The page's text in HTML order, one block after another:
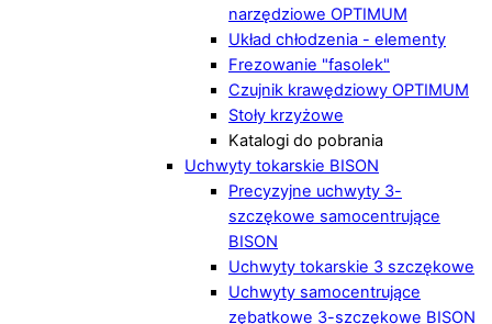
narzędziowe OPTIMUM
Układ chłodzenia - elementy
Frezowanie "fasolek"
Czujnik krawędziowy OPTIMUM
Stoły krzyżowe
Katalogi do pobrania
Uchwyty tokarskie BISON
Precyzyjne uchwyty 3-
szczękowe samocentrujące
BISON
Uchwyty tokarskie 3 szczękowe
Uchwyty samocentrujące
zębatkowe 3-szczękowe BISON